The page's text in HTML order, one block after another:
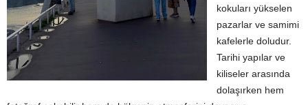
kokuları yükselen
pazarlar ve samimi
kafelerle doludur.
Tarihi yapılar ve
kiliseler arasında
dolaşırken hem